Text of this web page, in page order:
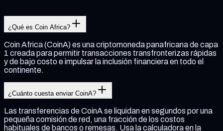
¿Qué es Coin Africa?
Coin Africa (CoinA) es una criptomoneda panafricana de capa
1 creada para permitir transacciones transfronterizas rápidas
y de bajo costo e impulsar la inclusión financiera en todo el
continente.
¿Cuánto cuesta enviar CoinA?
Las transferencias de CoinA se liquidan en segundos por una
pequeña comisión de red, una fracción de los costos
habituales de bancos o remesas. Usa la calculadora en la